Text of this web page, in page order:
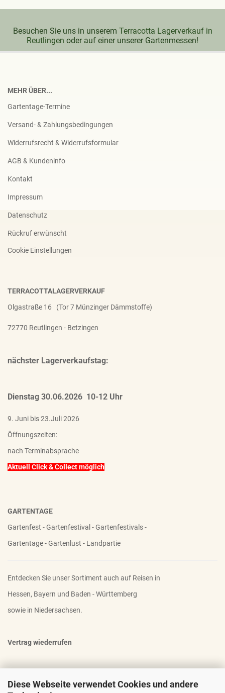
Diese Webseite verwendet Cookies und andere
Besuchen Sie uns in unserem Terracotta Lagerverkauf in
Reutlingen oder auf einer unserer Gartenmessen!
MEHR ÜBER...
Gartentage-Termine
Versand- & Zahlungsbedingungen
Widerrufsrecht & Widerrufsformular
AGB & Kundeninfo
Kontakt
Impressum
Datenschutz
Rückruf erwünscht
Cookie Einstellungen
TERRACOTTALAGERVERKAUF
Olgastraße 16 (Tor 7 Münzinger Dämmstoffe)
72770 Reutlingen - Betzingen
nächster Lagerverkaufstag:
Dienstag 30.06.2026 10-12 Uhr
9. Juni bis 23.Juli 2026
Öffnungszeiten:
nach Terminabsprache
Aktuell Click & Collect möglich
GARTENTAGE
Gartenfest - Gartenfestival - Gartenfestivals -
Gartentage - Gartenlust - Landpartie
Entdecken Sie unser Sortiment auch auf Reisen in
Hessen, Bayern und Baden - Württemberg
sowie in Niedersachsen.
Vertrag wiederrufen
OTTO - DER FAMOSE STAUDENHALTER